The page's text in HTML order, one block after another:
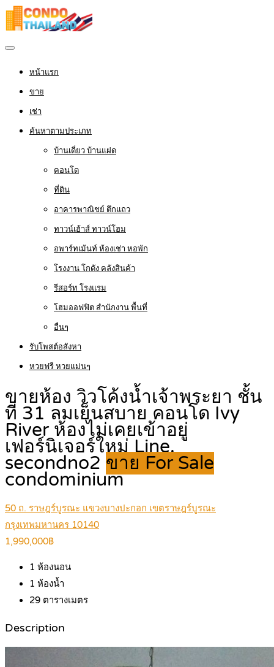
หน้าแรก
ขาย
เช่า
ค้นหาตามประเภท
บ้านเดี่ยว บ้านแฝด
คอนโด
ที่ดิน
อาคารพาณิชย์ ตึกแถว
ทาวน์เฮ้าส์ ทาวน์โฮม
อพาร์ทเม้นท์ ห้องเช่า หอพัก
โรงงาน โกดัง คลังสินค้า
รีสอร์ท โรงแรม
โฮมออฟฟิต สำนักงาน พื้นที่
อื่นๆ
รับโพสต์อสังหา
หวยฟรี หวยแม่นๆ
ขายห้อง วิวโค้งน้ำเจ้าพระยา ชั้น
ที่ 31 ลมเย็นสบาย คอนโด Ivy
River ห้องไม่เคยเข้าอยู่
เฟอร์นิเจอร์ใหม่ Line.
secondno2 ขาย For Sale
condominium
50 ถ. ราษฎร์บูรณะ แขวงบางปะกอก เขตราษฎร์บูรณะ
กรุงเทพมหานคร 10140
1,990,000฿
1 ห้องนอน
1 ห้องน้ำ
29 ตารางเมตร
Description